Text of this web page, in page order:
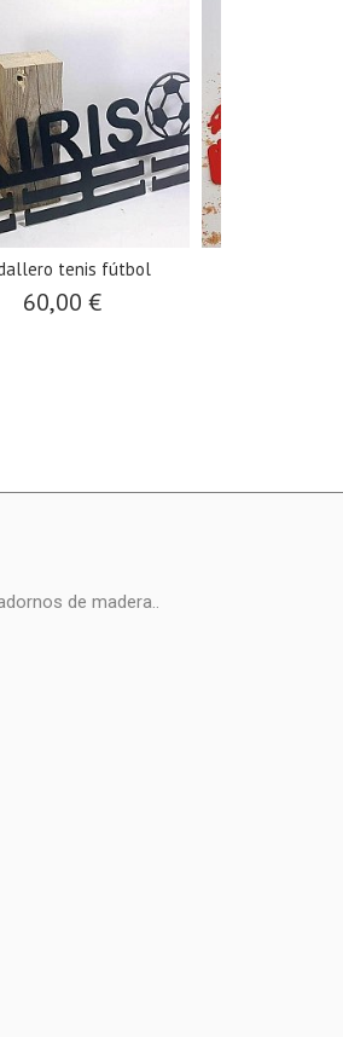
tenis fútbol
60,00 €
de madera..